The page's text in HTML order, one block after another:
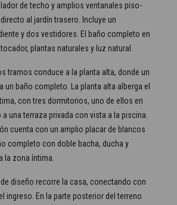
de techo y amplios ventanales piso-
al jardín trasero. Incluye un
y dos vestidores. El baño completo en
plantas naturales y luz natural.
tramos conduce a la planta alta, donde un
un baño completo. La planta alta alberga el
con tres dormitorios, uno de ellos en
una terraza privada con vista a la piscina.
cuenta con un amplio placar de blancos
completo con doble bacha, ducha y
la zona íntima.
de diseño recorre la casa, conectando con
ingreso. En la parte posterior del terreno